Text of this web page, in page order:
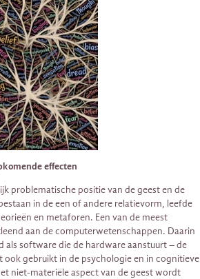
effecten
problematische positie van de geest en de
in de een of andere relatievorm, leefde
en metaforen. Een van de meest
aan de computerwetenschappen. Daarin
als software die de hardware aanstuurt – de
gebruikt in de psychologie en in cognitieve
niet-materiële aspect van de geest wordt